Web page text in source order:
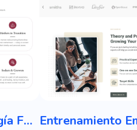
Coach de Psicología Femenina